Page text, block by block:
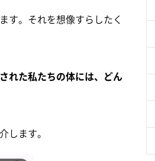
す。それを想像すらしたく
れた私たちの体には、どん
します。